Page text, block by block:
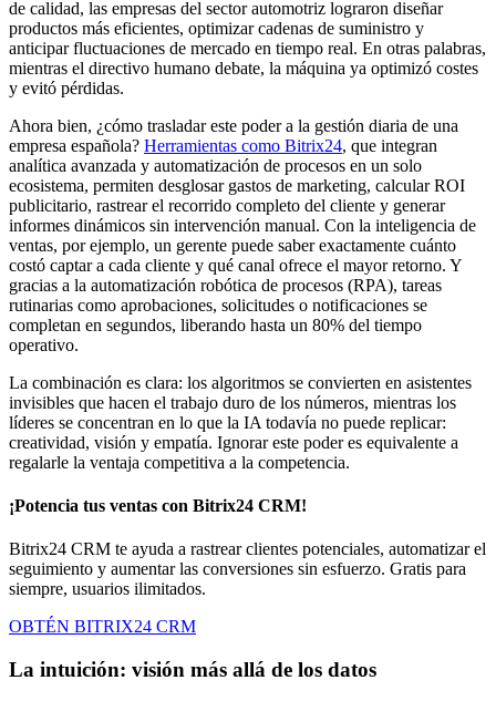
de calidad, las empresas del sector automotriz lograron diseñar
productos más eficientes, optimizar cadenas de suministro y
anticipar fluctuaciones de mercado en tiempo real. En otras palabras,
mientras el directivo humano debate, la máquina ya optimizó costes
y evitó pérdidas.
Ahora bien, ¿cómo trasladar este poder a la gestión diaria de una
empresa española? Herramientas como Bitrix24, que integran
analítica avanzada y automatización de procesos en un solo
ecosistema, permiten desglosar gastos de marketing, calcular ROI
publicitario, rastrear el recorrido completo del cliente y generar
informes dinámicos sin intervención manual. Con la inteligencia de
ventas, por ejemplo, un gerente puede saber exactamente cuánto
costó captar a cada cliente y qué canal ofrece el mayor retorno. Y
gracias a la automatización robótica de procesos (RPA), tareas
rutinarias como aprobaciones, solicitudes o notificaciones se
completan en segundos, liberando hasta un 80% del tiempo
operativo.
La combinación es clara: los algoritmos se convierten en asistentes
invisibles que hacen el trabajo duro de los números, mientras los
líderes se concentran en lo que la IA todavía no puede replicar:
creatividad, visión y empatía. Ignorar este poder es equivalente a
regalarle la ventaja competitiva a la competencia.
¡Potencia tus ventas con Bitrix24 CRM!
Bitrix24 CRM te ayuda a rastrear clientes potenciales, automatizar el
seguimiento y aumentar las conversiones sin esfuerzo. Gratis para
siempre, usuarios ilimitados.
OBTÉN BITRIX24 CRM
La intuición: visión más allá de los datos